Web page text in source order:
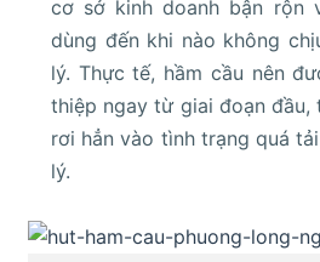
cơ sở kinh doanh bận rộn
dùng đến khi nào không
lý. Thực tế, hầm cầu nên
thiệp ngay từ giai đoạn đầu,
rơi hẳn vào tình trạng quá
lý.